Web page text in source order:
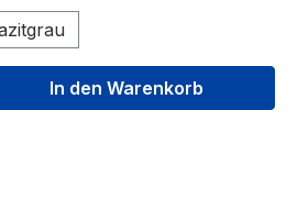
Gib den
In den Warenkorb